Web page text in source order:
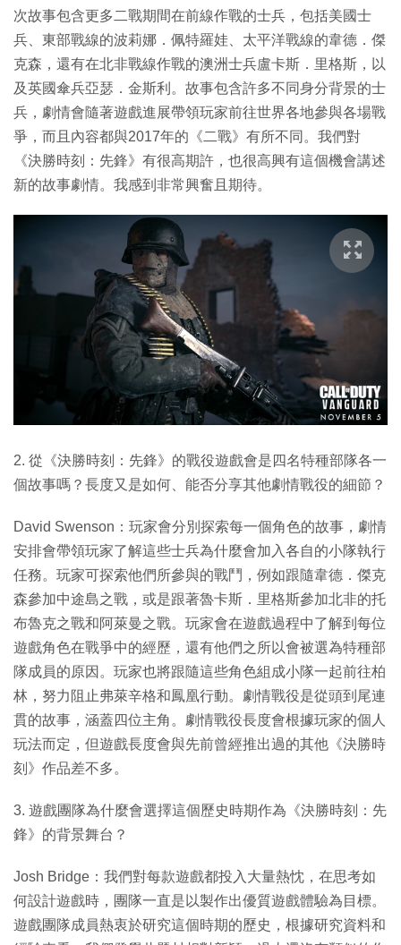
次故事包含更多二戰期間在前線作戰的士兵，包括美國士
兵、東部戰線的波莉娜．佩特羅娃、太平洋戰線的韋德．傑
克森，還有在北非戰線作戰的澳洲士兵盧卡斯．里格斯，以
及英國傘兵亞瑟．金斯利。故事包含許多不同身分背景的士
兵，劇情會隨著遊戲進展帶領玩家前往世界各地參與各場戰
爭，而且內容都與2017年的《二戰》有所不同。我們對
《決勝時刻：先鋒》有很高期許，也很高興有這個機會講述
新的故事劇情。我感到非常興奮且期待。
2. 從《決勝時刻：先鋒》的戰役遊戲會是四名特種部隊各一
個故事嗎？長度又是如何、能否分享其他劇情戰役的細節？
David Swenson：玩家會分別探索每一個角色的故事，劇情
安排會帶領玩家了解這些士兵為什麼會加入各自的小隊執行
任務。玩家可探索他們所參與的戰鬥，例如跟隨韋德．傑克
森參加中途島之戰，或是跟著魯卡斯．里格斯參加北非的托
布魯克之戰和阿萊曼之戰。玩家會在遊戲過程中了解到每位
遊戲角色在戰爭中的經歷，還有他們之所以會被選為特種部
隊成員的原因。玩家也將跟隨這些角色組成小隊一起前往柏
林，努力阻止弗萊辛格和鳳凰行動。劇情戰役是從頭到尾連
貫的故事，涵蓋四位主角。劇情戰役長度會根據玩家的個人
玩法而定，但遊戲長度會與先前曾經推出過的其他《決勝時
刻》作品差不多。
3. 遊戲團隊為什麼會選擇這個歷史時期作為《決勝時刻：先
鋒》的背景舞台？
Josh Bridge：我們對每款遊戲都投入大量熱忱，在思考如
何設計遊戲時，團隊一直是以製作出優質遊戲體驗為目標。
遊戲團隊成員熱衷於研究這個時期的歷史，根據研究資料和